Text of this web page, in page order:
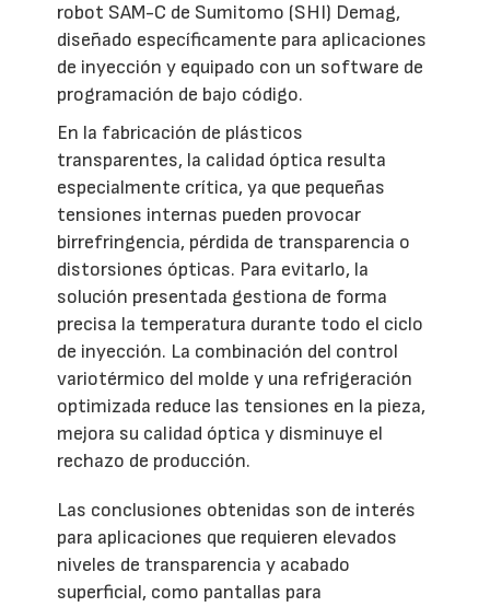
robot SAM-C de Sumitomo (SHI) Demag,
diseñado específicamente para aplicaciones
de inyección y equipado con un software de
programación de bajo código.
En la fabricación de plásticos
transparentes, la calidad óptica resulta
especialmente crítica, ya que pequeñas
tensiones internas pueden provocar
birrefringencia, pérdida de transparencia o
distorsiones ópticas. Para evitarlo, la
solución presentada gestiona de forma
precisa la temperatura durante todo el ciclo
de inyección. La combinación del control
variotérmico del molde y una refrigeración
optimizada reduce las tensiones en la pieza,
mejora su calidad óptica y disminuye el
rechazo de producción.
Las conclusiones obtenidas son de interés
para aplicaciones que requieren elevados
niveles de transparencia y acabado
superficial, como pantallas para